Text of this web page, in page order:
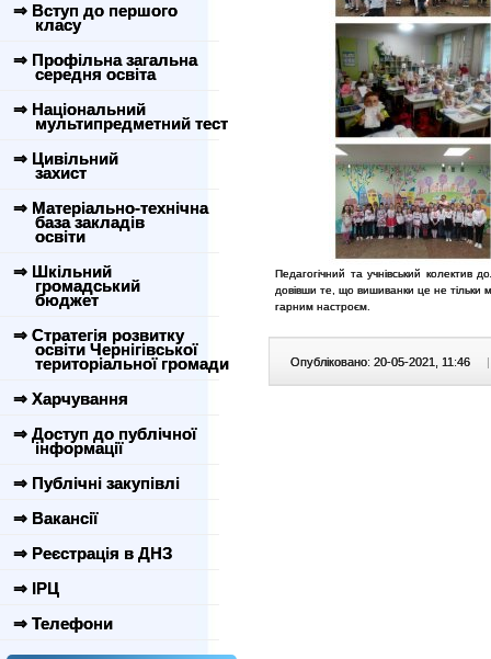
⇒ Вступ до першого
класу
⇒ Профільна загальна
середня освіта
⇒ Національний
мультипредметний тест
⇒ Цивільний
захист
⇒ Матеріально-технічна
база закладів
освіти
⇒ Шкільний
громадський
бюджет
⇒ Стратегія розвитку
освіти Чернігівської
територіальної громади
⇒ Харчування
⇒ Доступ до публічної
інформації
⇒ Публічні закупівлі
⇒ Вакансії
⇒ Реєстрація в ДНЗ
⇒ ІРЦ
⇒ Телефони
Педагогічний та учнівський колектив
довівши те, що вишиванки це не
гарним настроєм.
Опубліковано: 20-05-2021, 11:46 |